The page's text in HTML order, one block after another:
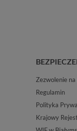
Zezwolenie
Regulamin
Polityka
Krajowy